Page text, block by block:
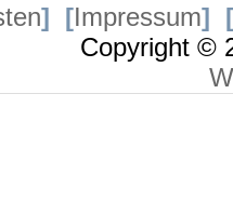
] [Impressum] [
Copyright ©